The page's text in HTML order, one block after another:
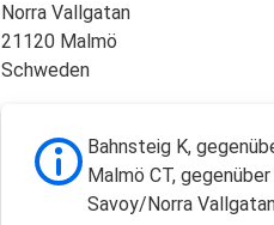
Norra Vallgatan
21120 Malmö
Schweden
Bahnsteig K,
Malmö CT,
Savoy/Norra